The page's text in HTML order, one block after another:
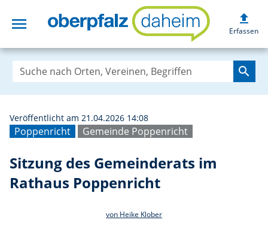
menu Sitzung des
upload
Erfassen
search
Poppenricht Gemeinde Poppenricht
Veröffentlicht am 21.04.2026 14:08
Sitzung des Gemeinderats im
Rathaus Poppenricht
von Heike Klober